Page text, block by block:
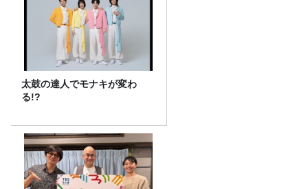
太鼓の達人でモナキが変わ
る!?